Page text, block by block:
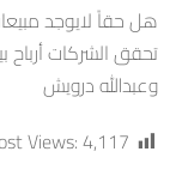
هل حقاً لايوجد
تحقق الشركات
وعبدالله درويش
Views:4,117